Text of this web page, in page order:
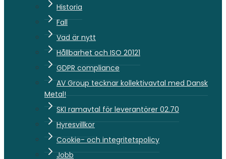
Historia
Fall
Vad är nytt
Hållbarhet och ISO 20121
GDPR compliance
AV Group tecknar kollektivavtal med Dansk
Metal!
SKI ramavtal för leverantörer 02.70
Hyresvillkor
Cookie- och integritetspolicy
Jobb